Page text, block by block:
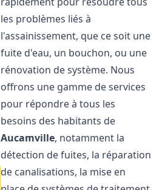
les problèmes liés à
l'assainissement, que ce soit une
fuite d'eau, un bouchon, ou une
rénovation de système. Nous
offrons une gamme de services
pour répondre à tous les
besoins des habitants de
Aucamville, notamment la
détection de fuites, la réparation
de canalisations, la mise en